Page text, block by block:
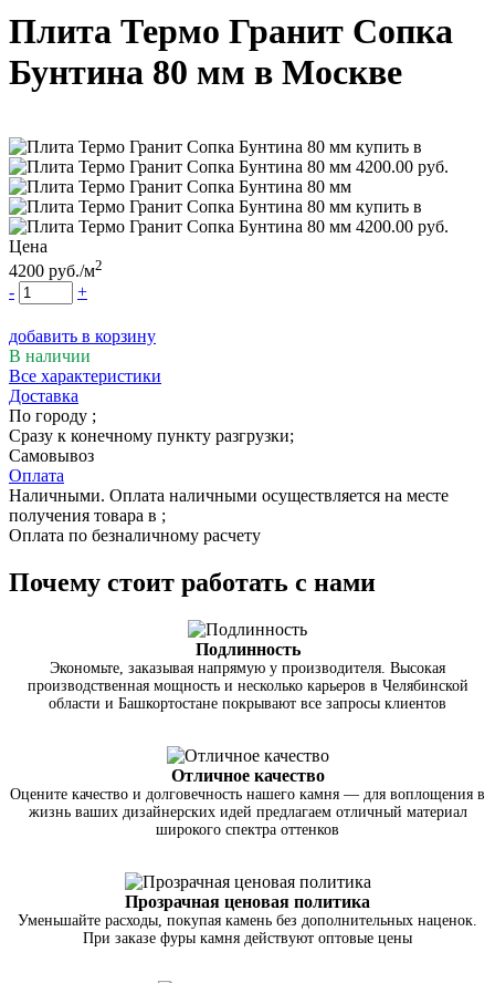
Плита Термо Гранит Сопка
Бунтина 80 мм в Москве
Цена
4200 руб./м2
- +
добавить в корзину
В наличии
Все характеристики
Доставка
По городу ;
Сразу к конечному пункту разгрузки;
Самовывоз
Оплата
Наличными. Оплата наличными осуществляется на месте
получения товара в ;
Оплата по безналичному расчету
Почему стоит работать с нами
Подлинность
Экономьте, заказывая напрямую у производителя. Высокая
производственная мощность и несколько карьеров в Челябинской
области и Башкортостане покрывают все запросы клиентов
Отличное качество
Оцените качество и долговечность нашего камня — для воплощения в
жизнь ваших дизайнерских идей предлагаем отличный материал
широкого спектра оттенков
Прозрачная ценовая политика
Уменьшайте расходы, покупая камень без дополнительных наценок.
При заказе фуры камня действуют оптовые цены